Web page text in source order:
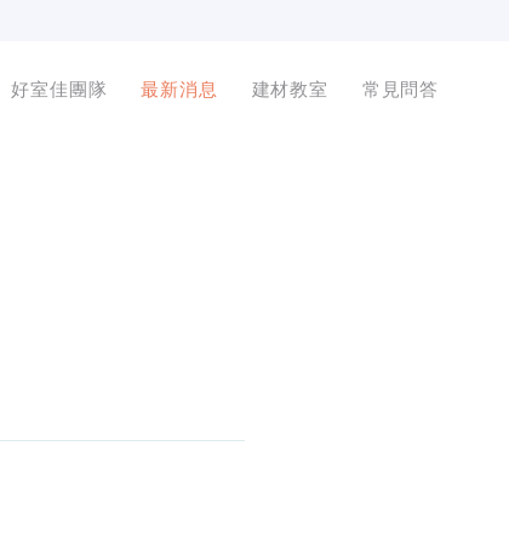
好室佳團隊 最新消息 建材教室 常見問答